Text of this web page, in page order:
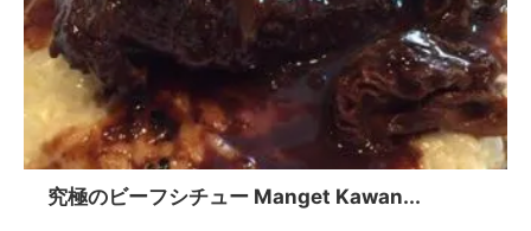
究極のビーフシチュー Manget Kawan...